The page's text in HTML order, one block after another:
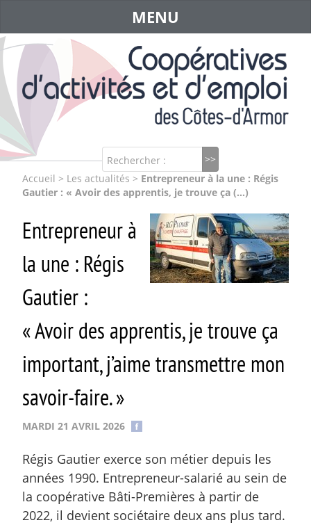
Rechercher :
MENU
Accueil > Les actualités > Entrepreneur à la une : Régis
Gautier : « Avoir des apprentis, je trouve ça (…)
Entrepreneur à
la une : Régis
Gautier :
« Avoir des apprentis, je trouve ça
important, j’aime transmettre mon
savoir-faire. »
MARDI 21 AVRIL 2026
Régis Gautier exerce son métier depuis les
années 1990. Entrepreneur-salarié au sein de
la coopérative Bâti-Premières à partir de
2022, il devient sociétaire deux ans plus tard.